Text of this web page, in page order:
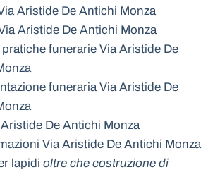
Aristide De Antichi Monza
Aristide De Antichi Monza
funerarie Via Aristide De
funeraria Via Aristide De
De Antichi Monza
Via Aristide De Antichi Monza
lapidi oltre che costruzione di